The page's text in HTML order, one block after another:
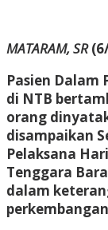
MATARAM, SR
Pasien Dalam
di NTB
orang
disampaikan
Pelaksana
Tenggara
dalam